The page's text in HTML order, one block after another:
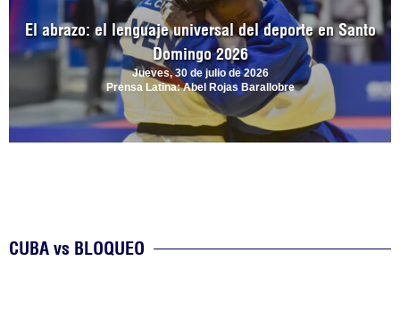
El abrazo: el lenguaje universal del deporte en Santo
Domingo 2026
Jueves, 30 de julio de 2026
Prensa Latina: Abel Rojas Barallobre
CUBA vs BLOQUEO